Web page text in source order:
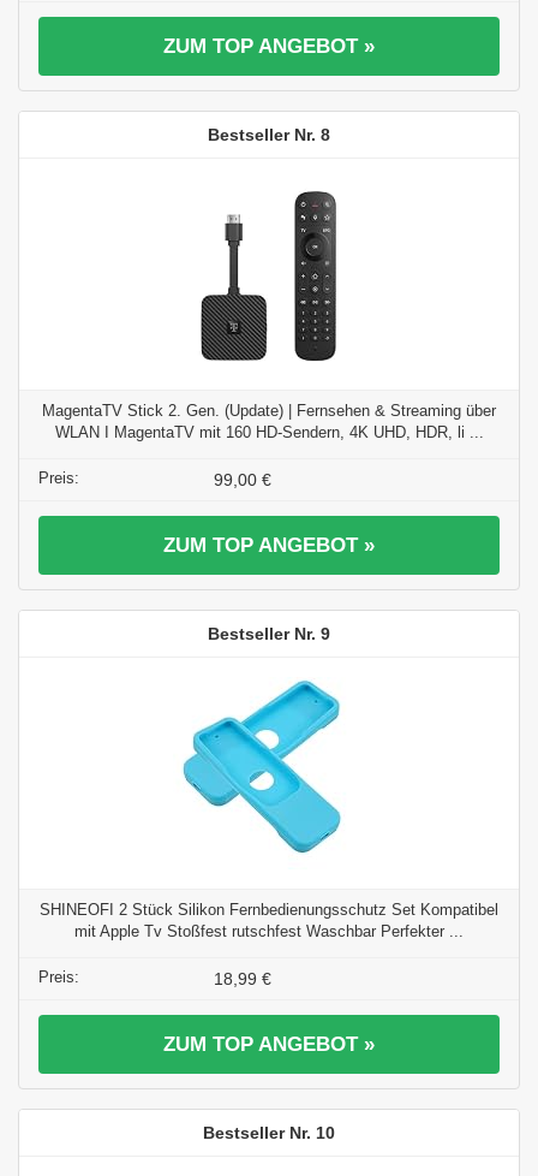
ZUM TOP ANGEBOT »
8
MagentaTV Stick 2. Gen. (Update) | Fernsehen & Streaming über
WLAN I MagentaTV mit 160 HD-Sendern, 4K UHD, HDR, li ...
99,00 €
ZUM TOP ANGEBOT »
9
SHINEOFI 2 Stück Silikon Fernbedienungsschutz Set Kompatibel
mit Apple Tv Stoßfest rutschfest Waschbar Perfekter ...
18,99 €
ZUM TOP ANGEBOT »
10